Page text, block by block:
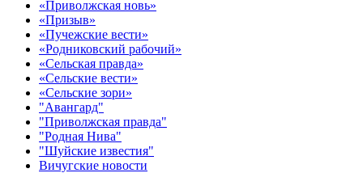
«Приволжская новь»
«Призыв»
«Пучежские вести»
«Родниковский рабочий»
«Сельская правда»
«Сельские вести»
«Сельские зори»
"Авангард"
"Приволжская правда"
"Родная Нива"
"Шуйские известия"
Вичугские новости